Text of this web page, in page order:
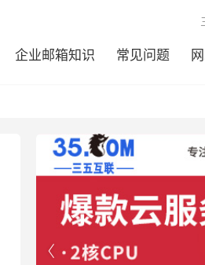
企业邮箱知识 常见问题
